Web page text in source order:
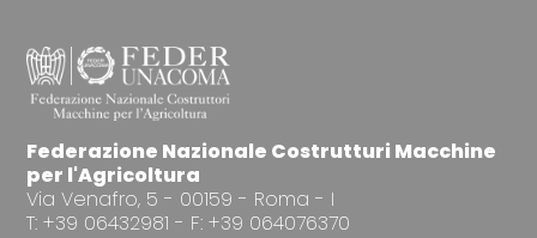
Federazione Nazionale Costrutturi Macchine
per l'Agricoltura
Via Venafro, 5 - 00159 - Roma - I
T: +39 06432981 - F: +39 064076370